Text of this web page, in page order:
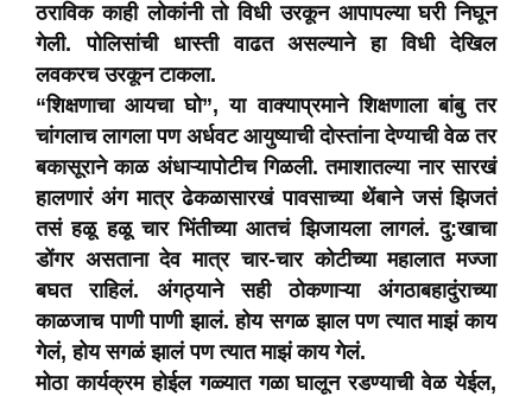
ठराविक काही लोकांनी तो विधी उरकून आपापल्या घरी निघून
गेली. पोलिसांची धास्ती वाढत असल्याने हा विधी देखिल
लवकरच उरकून टाकला.
“शिक्षणाचा आयचा घो”, या वाक्याप्रमाने शिक्षणाला बांबु तर
चांगलाच लागला पण अर्धवट आयुष्याची दोस्तांना देण्याची वेळ तर
बकासूराने काळ अंधाऱ्यापोटीच गिळली. तमाशातल्या नार सारखं
हालणारं अंग मात्र ढेकळासारखं पावसाच्या थेंबाने जसं झिजतं
तसं हळू हळू चार भिंतीच्या आतचं झिजायला लागलं. दु:खाचा
डोंगर असताना देव मात्र चार-चार कोटीच्या महालात मज्जा
बघत राहिलं. अंगठ्याने सही ठोकणाऱ्या अंगठाबहादुंराच्या
काळजाच पाणी पाणी झालं. होय सगळ झाल पण त्यात माझं काय
गेलं, होय सगळं झालं पण त्यात माझं काय गेलं.
मोठा कार्यक्रम होईल गळ्यात गळा घालून रडण्याची वेळ येईल,